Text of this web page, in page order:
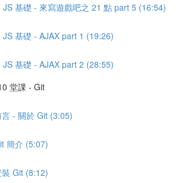
基礎 - 來寫遊戲吧之 21 點 part 5 (16:54)
基礎 - AJAX part 1 (19:26)
基礎 - AJAX part 2 (28:55)
堂課 - Git
- 關於 Git (3:05)
簡介 (5:07)
Git (8:12)